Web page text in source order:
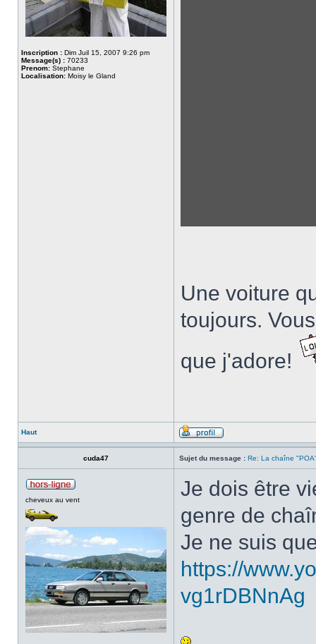
Inscription : Dim Juil 15, 2007 9:26 pm
Message(s) : 70233
Prenom: Stephane
Localisation: Moisy le Gland
Une voiture
toujours.
que j'adore!
Haut
cuda47 Sujet du message : Re: La chaîne
cheveux au vent
Je dois être
genre de
Je ne suis
https://
vg1rDBNnAg